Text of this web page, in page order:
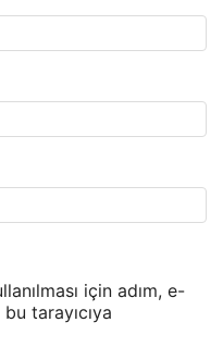
için adım, e-
tarayıcıya